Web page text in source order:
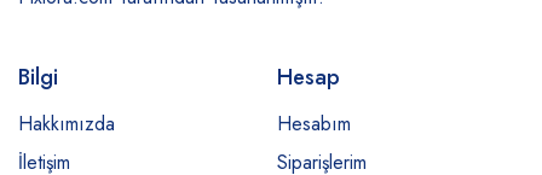
Bilgi
Hakkımızda
İletişim
Hesap
Hesabım
Siparişlerim